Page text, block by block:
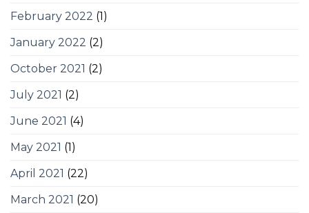
February 2022 (1)
January 2022 (2)
October 2021 (2)
July 2021 (2)
June 2021 (4)
May 2021 (1)
April 2021 (22)
March 2021 (20)